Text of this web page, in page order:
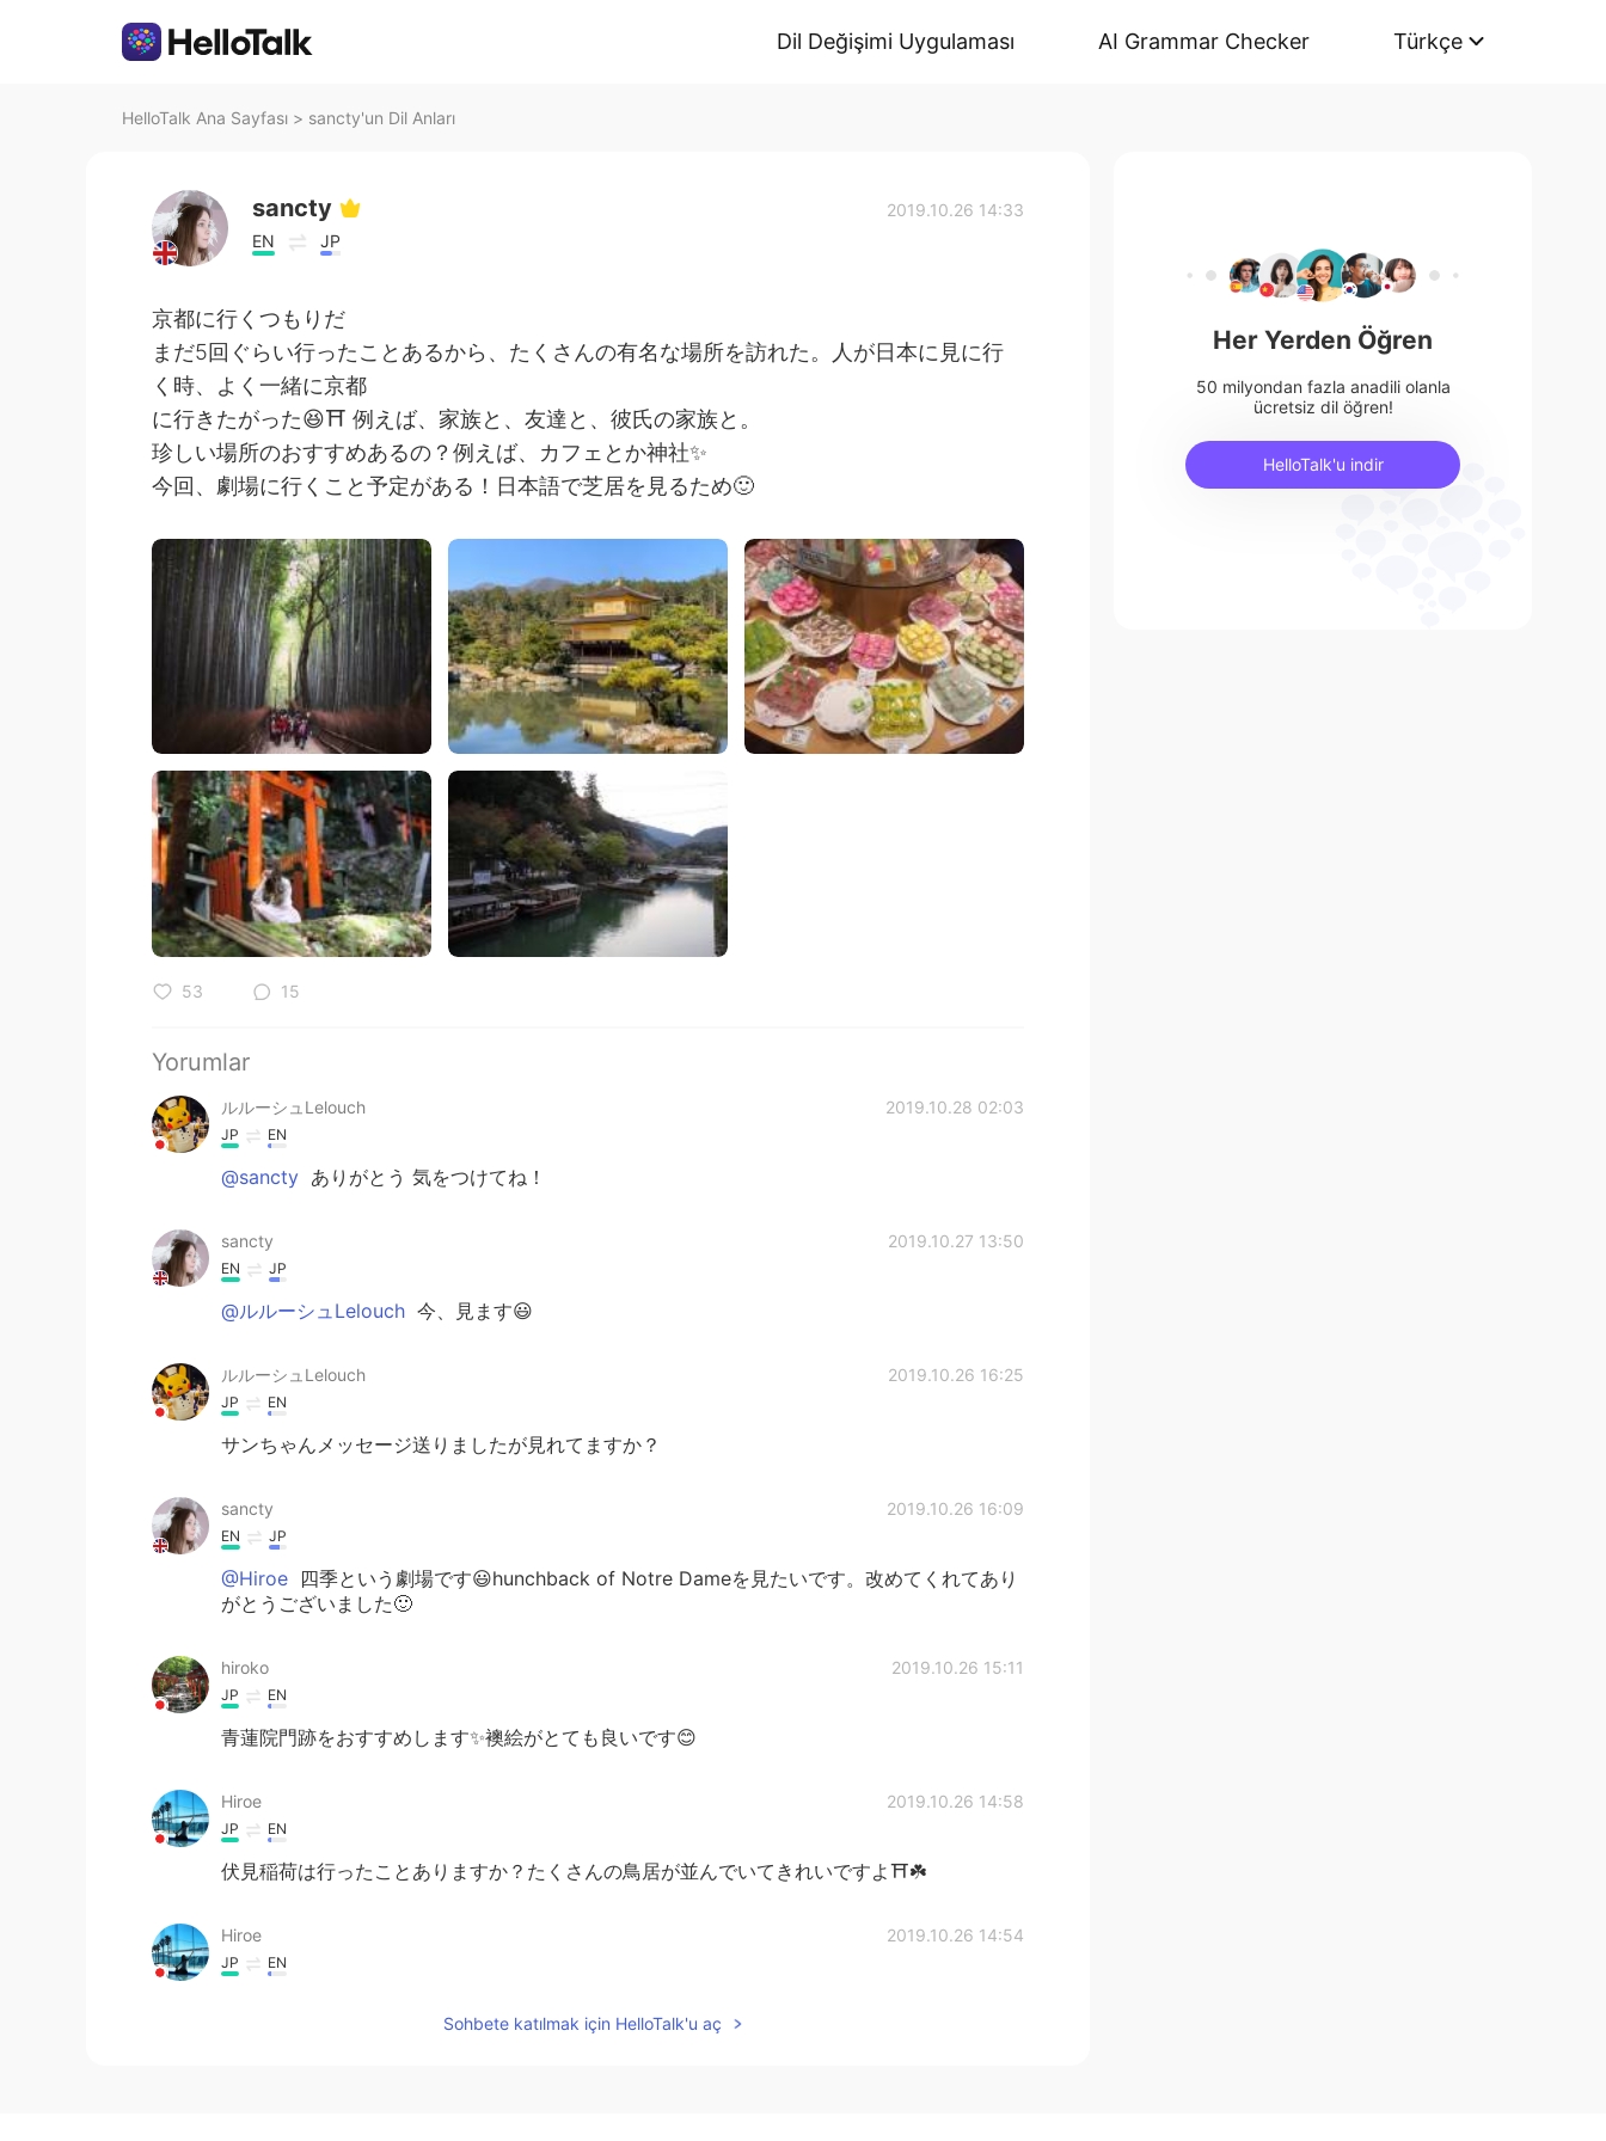
Dil Değişimi Uygulaması AI Grammar Checker Türkçe
HelloTalk Ana Sayfası > sancty'un Dil Anları
sancty
EN JP
2019.10.26 14:33
京都に行くつもりだ
まだ5回ぐらい行ったことあるから、たくさんの有名な場所を訪れた。人が日本に見に行
く時、よく一緒に京都
に行きたがった😆⛩ 例えば、家族と、友達と、彼氏の家族と。
珍しい場所のおすすめあるの？例えば、カフェとか神社✨
今回、劇場に行くこと予定がある！日本語で芝居を見るため🙂
53 15
Yorumlar
ルルーシュLelouch 2019.10.28 02:03
JP EN
@sancty ありがとう 気をつけてね！
sancty 2019.10.27 13:50
EN JP
@ルルーシュLelouch 今、見ます😃
ルルーシュLelouch 2019.10.26 16:25
JP EN
サンちゃんメッセージ送りましたが見れてますか？
sancty 2019.10.26 16:09
EN JP
@Hiroe 四季という劇場です😃hunchback of Notre Dameを見たいです。改めてくれてあり
がとうございました🙂
hiroko 2019.10.26 15:11
JP EN
青蓮院門跡をおすすめします✨襖絵がとても良いです😊
Hiroe 2019.10.26 14:58
JP EN
伏見稲荷は行ったことありますか？たくさんの鳥居が並んでいてきれいですよ⛩☘️
Hiroe 2019.10.26 14:54
JP EN
5回ぐらい行ったことあるから、たくさんの有名な場所を訪れた。
Sohbete katılmak için HelloTalk'u aç
Her Yerden Öğren
50 milyondan fazla anadili olanla
ücretsiz dil öğren!
HelloTalk'u indir